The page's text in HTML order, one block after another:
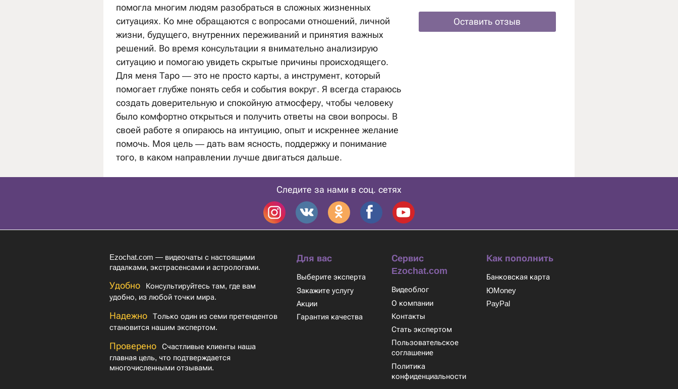
помогла многим людям разобраться в сложных жизненных
ситуациях. Ко мне обращаются с вопросами отношений, личной
жизни, будущего, внутренних переживаний и принятия важных
решений. Во время консультации я внимательно анализирую
ситуацию и помогаю увидеть скрытые причины происходящего.
Для меня Таро — это не просто карты, а инструмент, который
помогает глубже понять себя и события вокруг. Я всегда стараюсь
создать доверительную и спокойную атмосферу, чтобы человеку
было комфортно открыться и получить ответы на свои вопросы. В
своей работе я опираюсь на интуицию, опыт и искреннее желание
помочь. Моя цель — дать вам ясность, поддержку и понимание
того, в каком направлении лучше двигаться дальше.
Оставить отзыв
Следите за нами в соц. сетях
Ezochat.com — видеочаты с настоящими
гадалками, экстрасенсами и астрологами.
Удобно
Консультируйтесь там, где вам
удобно, из любой точки мира.
Надежно
Только один из семи претендентов
становится нашим экспертом.
Проверено
Счастливые клиенты наша
главная цель, что подтверждается
многочисленными отзывами.
Для вас
Выберите эксперта
Закажите услугу
Акции
Гарантия качества
Сервис
Ezochat.com
Видеоблог
О компании
Контакты
Стать экспертом
Пользовательское
соглашение
Политика
конфиденциальности
Как пополнить
Банковская карта
ЮMoney
PayPal